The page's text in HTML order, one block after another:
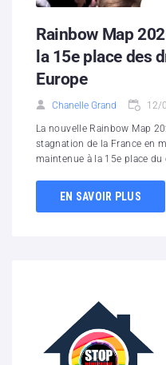
Rainbow Map
la 15e place des
Europe
Chanelle Grand 12/
La nouvelle Rainbow Map
stagnation de la France en
maintenue à la 15e place
EN SAVOIR PLUS